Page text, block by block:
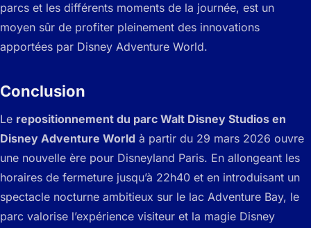
parcs et les différents moments de la journée, est un
moyen sûr de profiter pleinement des innovations
apportées par Disney Adventure World.
Conclusion
Le repositionnement du parc Walt Disney Studios en
Disney Adventure World à partir du 29 mars 2026 ouvre
une nouvelle ère pour Disneyland Paris. En allongeant les
horaires de fermeture jusqu’à 22h40 et en introduisant un
spectacle nocturne ambitieux sur le lac Adventure Bay, le
parc valorise l’expérience visiteur et la magie Disney